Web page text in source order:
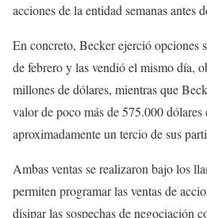
acciones de la entidad semanas antes
En concreto, Becker ejerció opciones
de febrero y las vendió el mismo día,
millones de dólares, mientras que
valor de poco más de 575.000 dólares
aproximadamente un tercio de sus
Ambas ventas se realizaron bajo los
permiten programar las ventas de
disipar las sospechas de negociación